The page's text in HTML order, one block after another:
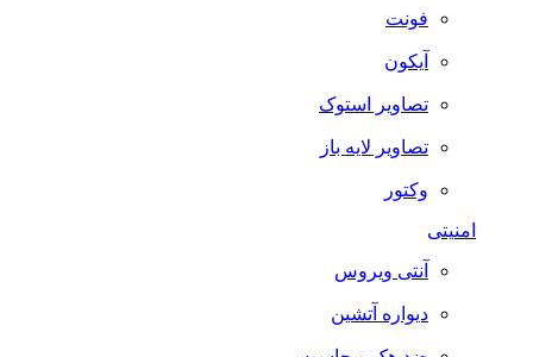
فونت
آیکون
تصاویر استوک
تصاویر لایه باز
وکتور
امنیتی
آنتی ویروس
دیواره آتشین